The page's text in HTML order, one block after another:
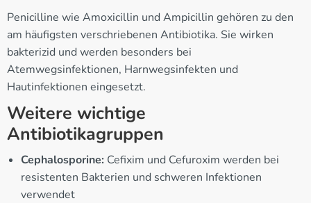
Penicilline wie Amoxicillin und Ampicillin gehören zu den
am häufigsten verschriebenen Antibiotika. Sie wirken
bakterizid und werden besonders bei
Atemwegsinfektionen, Harnwegsinfekten und
Hautinfektionen eingesetzt.
Weitere wichtige
Antibiotikagruppen
Cephalosporine: Cefixim und Cefuroxim werden bei
resistenten Bakterien und schweren Infektionen
verwendet